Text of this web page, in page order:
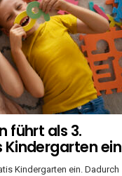
führt als 3.
Kindergarten ein
Kindergarten ein. Dadurch